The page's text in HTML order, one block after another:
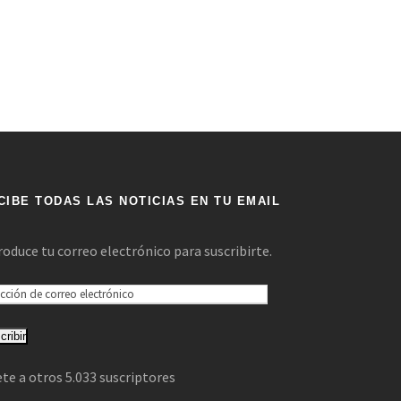
TODAS LAS NOTICIAS EN TU EMAIL
tu correo electrónico para suscribirte.
a otros 5.033 suscriptores